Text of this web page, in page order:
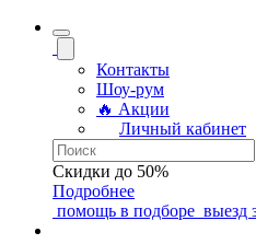
Контакты
Шоу-рум
🔥 Акции
Личный кабинет
Скидки до 50%
Подробнее
помощь в подборе выезд